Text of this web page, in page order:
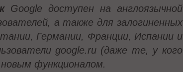
Google доступен на англоязычной
а также для залогиненных
Германии, Франции, Испании и
google.ru(даже те, у кого
функционалом.